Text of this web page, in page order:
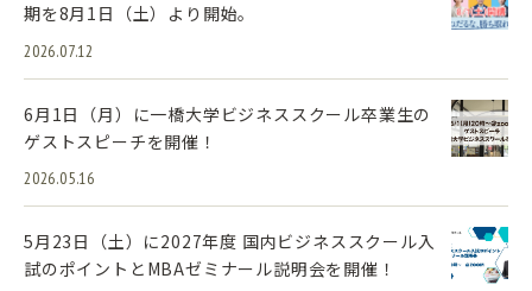
期を8月1日（土）より開始。
2026.07.12
6月1日（月）に一橋大学ビジネススクール卒業生の
ゲストスピーチを開催！
2026.05.16
5月23日（土）に2027年度 国内ビジネススクール入
試のポイントとMBAゼミナール説明会を開催！